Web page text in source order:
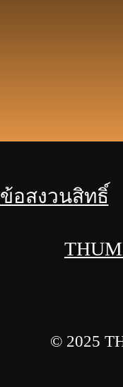
ข้อสงวนสิทธิ์
© 2025